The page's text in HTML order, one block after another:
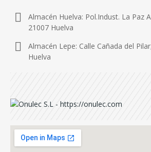
Almacén Huelva: Pol.Indust. La Paz
21007 Huelva
Almacén Lepe: Calle Cañada del
Huelva